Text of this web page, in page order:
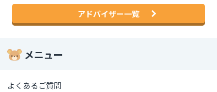
アドバイザー一覧
メニュー
よくあるご質問